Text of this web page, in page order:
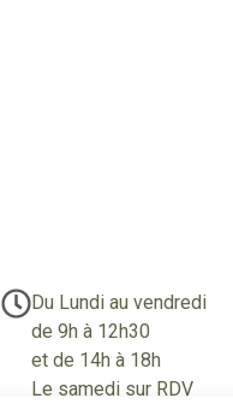
Du Lundi au vendredi
de 9h à 12h30
et de 14h à 18h
Le samedi sur RDV